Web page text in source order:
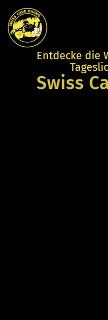
Entdecke die
Swiss